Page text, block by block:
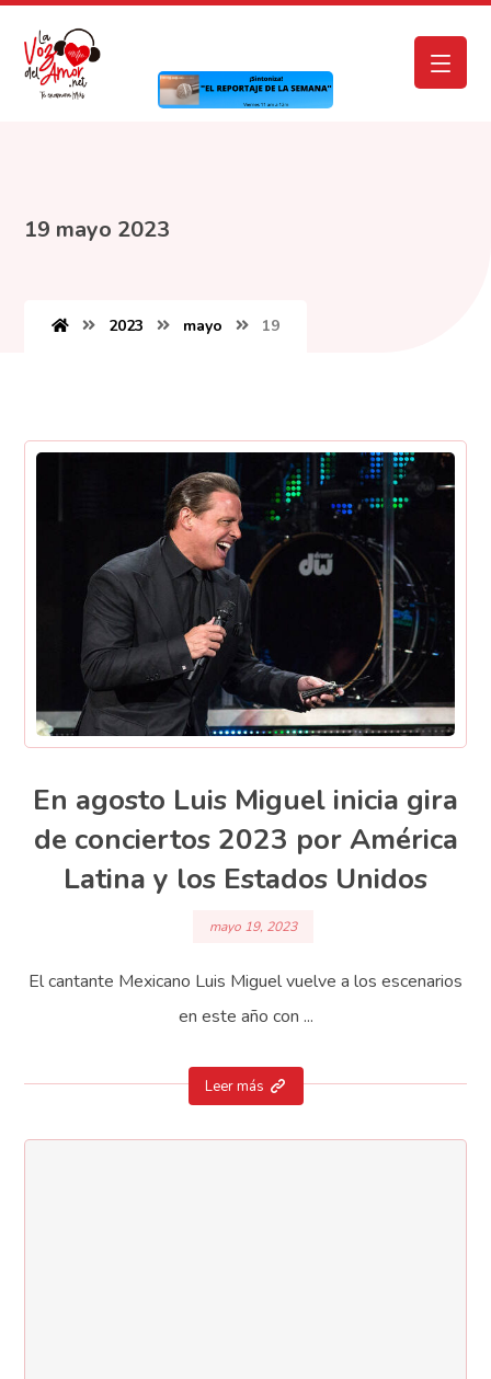
19 mayo 2023
2023 mayo 19
En agosto Luis Miguel inicia gira
de conciertos 2023 por América
Latina y los Estados Unidos
mayo 19, 2023
El cantante Mexicano Luis Miguel vuelve a los escenarios
en este año con ...
Leer más